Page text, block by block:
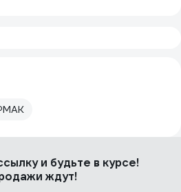
и будьте в курсе!
ждут!